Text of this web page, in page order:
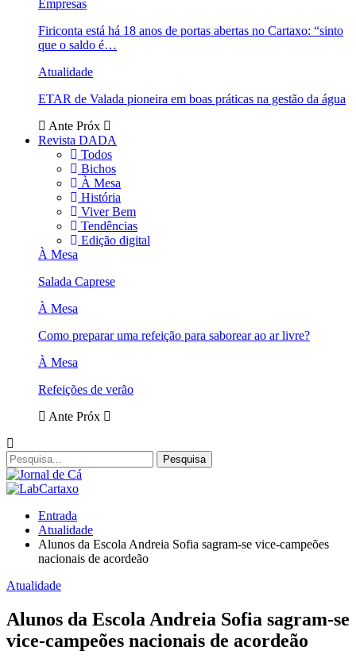
Empresas
Firiconta está há 18 anos de portas abertas no Cartaxo: “sinto
que o saldo é…
Atualidade
ETAR de Valada pioneira em boas práticas na gestão da água
Ante Próx
Revista DADA
Todos
Bichos
À Mesa
História
Viver Bem
Tendências
Edição digital
À Mesa
Salada Caprese
À Mesa
Como preparar uma refeição para saborear ao ar livre?
À Mesa
Refeições de verão
Ante Próx
Entrada
Atualidade
Alunos da Escola Andreia Sofia sagram-se vice-campeões
nacionais de acordeão
Atualidade
Alunos da Escola Andreia Sofia sagram-se
vice-campeões nacionais de acordeão